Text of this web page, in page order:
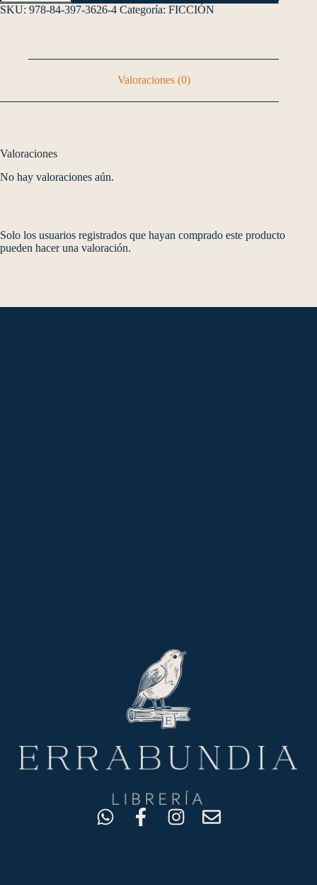
SKU: 978-84-397-3626-4 Categoría: FICCIÓN
Valoraciones (0)
Valoraciones
No hay valoraciones aún.
Solo los usuarios registrados que hayan comprado este producto
pueden hacer una valoración.